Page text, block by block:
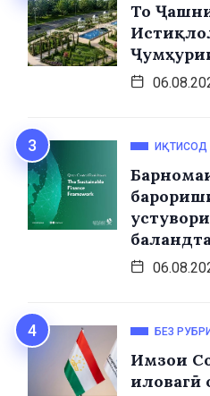
То
ИҚТИСОД
БЕЗ
Имзои
иловагӣ